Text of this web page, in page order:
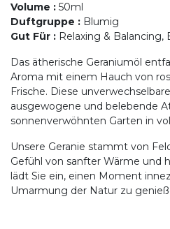
Volume : 50ml
Duftgruppe : Blumig
Gut Für : Relaxing &
Das ätherische Geraniumöl
Aroma mit einem Hauch von
Frische. Diese
ausgewogene und belebende
sonnenverwöhnten Garten in
Unsere Geranie stammt von
Gefühl von sanfter Wärme und
lädt Sie ein, einen Moment
Umarmung der Natur zu